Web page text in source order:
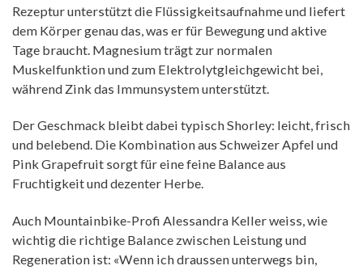
Rezeptur unterstützt die Flüssigkeitsaufnahme und liefert
dem Körper genau das, was er für Bewegung und aktive
Tage braucht. Magnesium trägt zur normalen
Muskelfunktion und zum Elektrolytgleichgewicht bei,
während Zink das Immunsystem unterstützt.
Der Geschmack bleibt dabei typisch Shorley: leicht, frisch
und belebend. Die Kombination aus Schweizer Apfel und
Pink Grapefruit sorgt für eine feine Balance aus
Fruchtigkeit und dezenter Herbe.
Auch Mountainbike-Profi Alessandra Keller weiss, wie
wichtig die richtige Balance zwischen Leistung und
Regeneration ist: «Wenn ich draussen unterwegs bin,